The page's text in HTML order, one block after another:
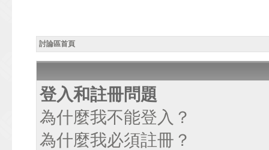
討論區首頁
登入和註冊問題
為什麼我不能登入？
為什麼我必須註冊？